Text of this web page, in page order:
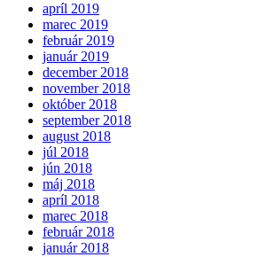
apríl 2019
marec 2019
február 2019
január 2019
december 2018
november 2018
október 2018
september 2018
august 2018
júl 2018
jún 2018
máj 2018
apríl 2018
marec 2018
február 2018
január 2018